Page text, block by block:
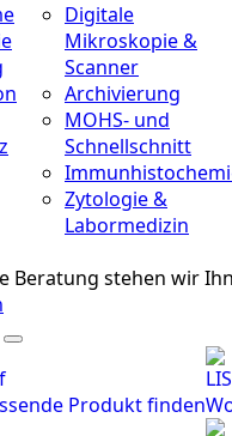
Digitale
Mikroskopie &
Scanner
Archivierung
MOHS- und
Schnellschnitt
Zytologie &
Labormedizin
Beratung stehen wir
Produkt finden